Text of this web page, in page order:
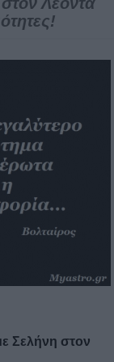
Σελήνη στον